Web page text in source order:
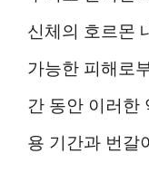
신체의 호르몬
가능한 피해로
간 동안 이러한
용 기간과 번갈